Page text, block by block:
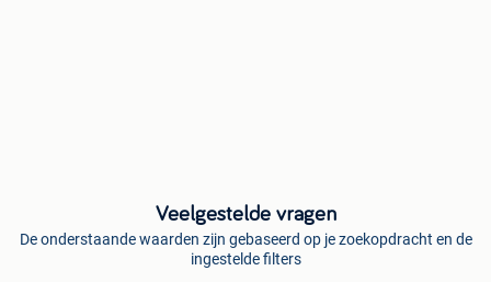
Veelgestelde vragen
De onderstaande waarden zijn gebaseerd op je zoekopdracht en de
ingestelde filters